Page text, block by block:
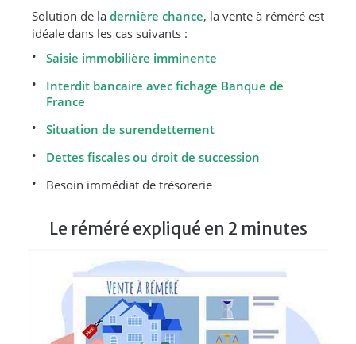
Solution de la dernière chance, la vente à réméré est
idéale dans les cas suivants :
Saisie immobilière imminente
Interdit bancaire avec fichage Banque de
France
Situation de surendettement
Dettes fiscales ou droit de succession
Besoin immédiat de trésorerie
Le réméré expliqué en 2 minutes